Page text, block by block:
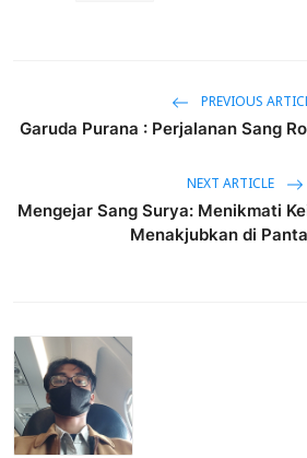
PREVIOUS
Garuda Purana : Perjalanan Sang
NEXT ARTICLE
Mengejar Sang Surya: Menikmati
Menakjubkan di